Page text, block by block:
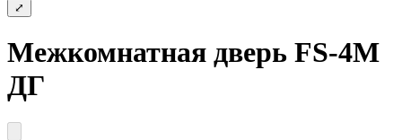
⤢
Межкомнатная дверь FS-4M
ДГ